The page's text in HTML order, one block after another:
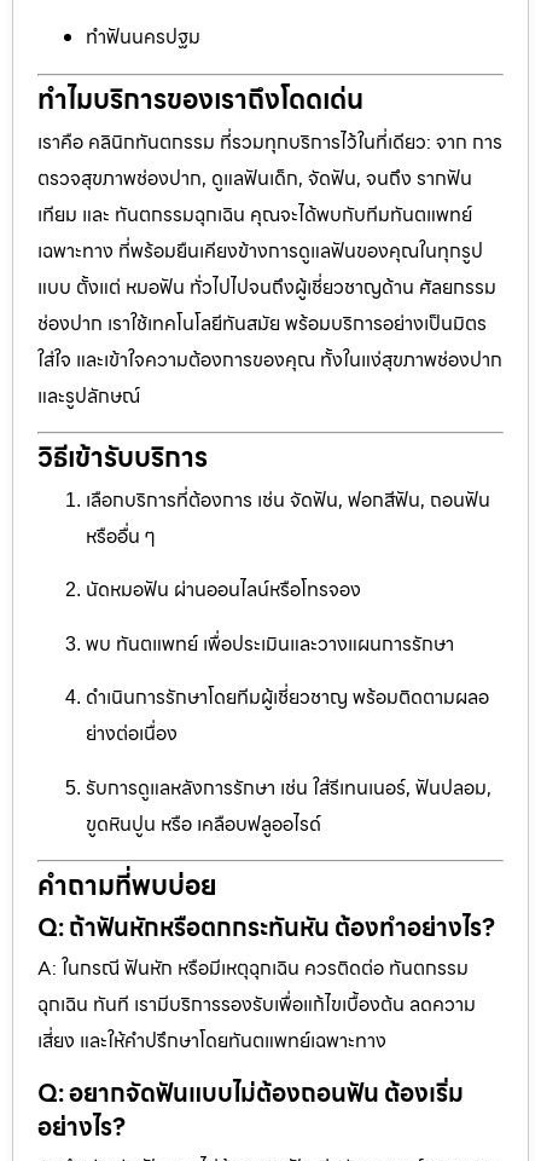
ทำฟันนครปฐม
ทำไมบริการของเราถึงโดดเด่น
เราคือ คลินิกทันตกรรม ที่รวมทุกบริการไว้ในที่เดียว: จาก การ
ตรวจสุขภาพช่องปาก, ดูแลฟันเด็ก, จัดฟัน, จนถึง รากฟัน
เทียม และ ทันตกรรมฉุกเฉิน คุณจะได้พบกับทีมทันตแพทย์
เฉพาะทาง ที่พร้อมยืนเคียงข้างการดูแลฟันของคุณในทุกรูป
แบบ ตั้งแต่ หมอฟัน ทั่วไปไปจนถึงผู้เชี่ยวชาญด้าน ศัลยกรรม
ช่องปาก เราใช้เทคโนโลยีทันสมัย พร้อมบริการอย่างเป็นมิตร
ใส่ใจ และเข้าใจความต้องการของคุณ ทั้งในแง่สุขภาพช่องปาก
และรูปลักษณ์
วิธีเข้ารับบริการ
เลือกบริการที่ต้องการ เช่น จัดฟัน, ฟอกสีฟัน, ถอนฟัน
หรืออื่น ๆ
นัดหมอฟัน ผ่านออนไลน์หรือโทรจอง
พบ ทันตแพทย์ เพื่อประเมินและวางแผนการรักษา
ดำเนินการรักษาโดยทีมผู้เชี่ยวชาญ พร้อมติดตามผลอ
ย่างต่อเนื่อง
รับการดูแลหลังการรักษา เช่น ใส่รีเทนเนอร์, ฟันปลอม,
ขูดหินปูน หรือ เคลือบฟลูออไรด์
คำถามที่พบบ่อย
Q: ถ้าฟันหักหรือตกกระทันหัน ต้องทำอย่างไร?
A: ในกรณี ฟันหัก หรือมีเหตุฉุกเฉิน ควรติดต่อ ทันตกรรม
ฉุกเฉิน ทันที เรามีบริการรองรับเพื่อแก้ไขเบื้องต้น ลดความ
เสี่ยง และให้คำปรึกษาโดยทันตแพทย์เฉพาะทาง
Q: อยากจัดฟันแบบไม่ต้องถอนฟัน ต้องเริ่ม
อย่างไร?